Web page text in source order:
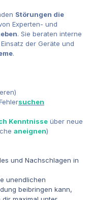
Störungen die
Experten- und
. Sie beraten interne
der Geräte und
.
suchen
Kenntnisse über neue
aneignen)
und Nachschlagen in
unendlichen
beibringen kann,